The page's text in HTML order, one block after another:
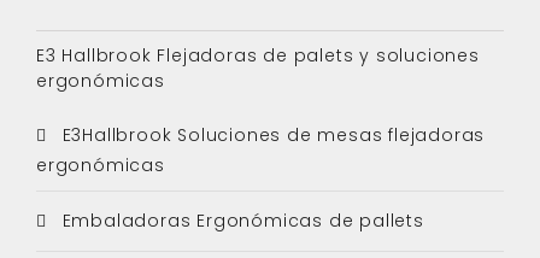
E3 Hallbrook Flejadoras de palets y soluciones
ergonómicas
E3Hallbrook Soluciones de mesas flejadoras
ergonómicas
Embaladoras Ergonómicas de pallets